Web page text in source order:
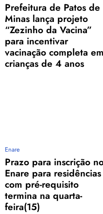
Prefeitura de Patos de
Minas lança projeto
“Zezinho da Vacina”
para incentivar
vacinação completa em
crianças de 4 anos
Enare
Prazo para inscrição
Enare para residências
com pré-requisito
termina na quarta-
feira(15)